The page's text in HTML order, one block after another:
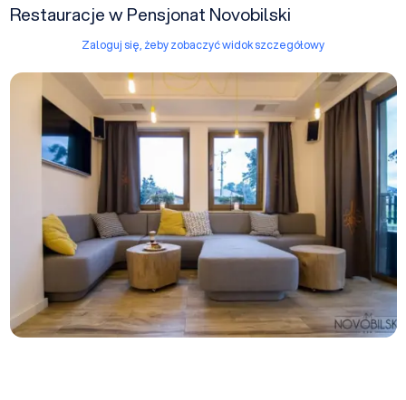
Restauracje w Pensjonat Novobilski
Zaloguj się, żeby zobaczyć widok szczegółowy